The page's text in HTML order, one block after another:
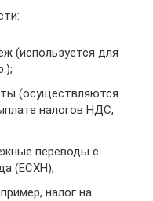
(используется для
(осуществляются
налогов НДС,
переводы с
(ЕСХН);
налог на